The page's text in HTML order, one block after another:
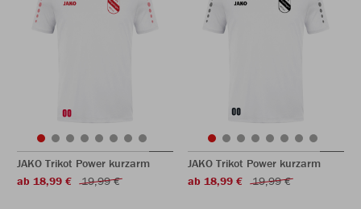
JAKO Trikot Power kurzarm
ab 18,99 €
19,99 €
JAKO Trikot Power kurzarm
ab 18,99 €
19,99 €